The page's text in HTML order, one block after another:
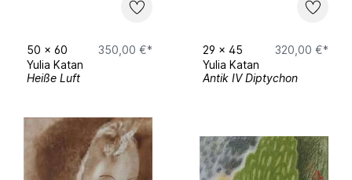
2018 Unformatted, Museum of Western and
Eastern Art, Odessa
Grants
2022 Neustart Kultur grant, Bonn Stiftung
50 x 60
350,00 €*
Yulia Katan
Heiße Luft
29 x 45
320,00 €*
Yulia Katan
Antik IV Diptychon